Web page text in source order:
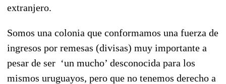
extranjero.
Somos una colonia que conformamos una fuerza de
ingresos por remesas (divisas) muy importante a
pesar de ser ‘un mucho’ desconocida para los
mismos uruguayos, pero que no tenemos derecho a